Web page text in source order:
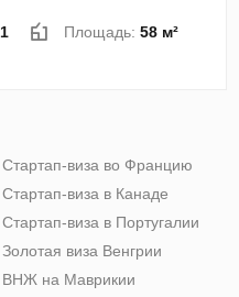
1 Площадь:58 м²
Стартап-виза во Францию
Стартап-виза в Канаде
Стартап-виза в Португалии
Золотая виза Венгрии
ВНЖ на Маврикии